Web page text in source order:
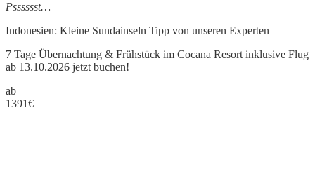
Psssssst…
Indonesien: Kleine Sundainseln Tipp von unseren Experten
7 Tage Übernachtung & Frühstück im Cocana Resort inklusive Flug
ab 13.10.2026 jetzt buchen!
ab
1391€